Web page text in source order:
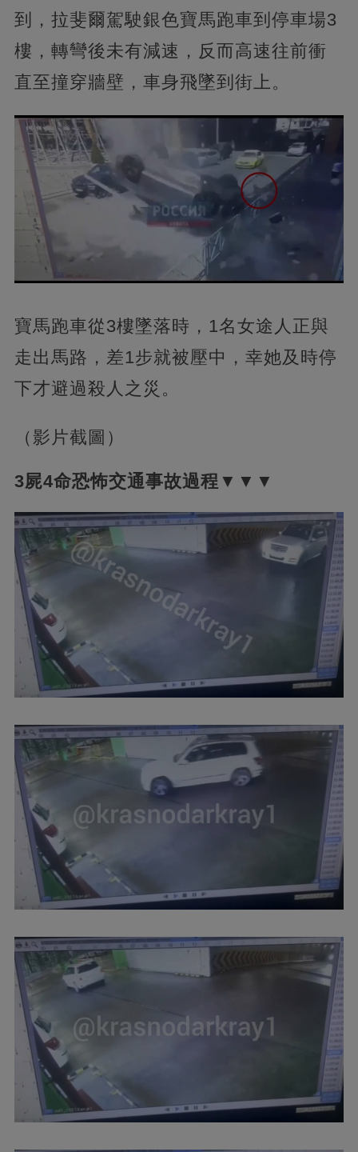
到，拉斐爾駕駛銀色寶馬跑車到停車場3
樓，轉彎後未有減速，反而高速往前衝
直至撞穿牆壁，車身飛墜到街上。
寶馬跑車從3樓墜落時，1名女途人正與
走出馬路，差1步就被壓中，幸她及時停
下才避過殺人之災。
（影片截圖）
3屍4命恐怖交通事故過程▼▼▼